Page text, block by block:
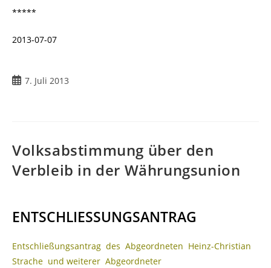
*****
2013-07-07
Beitrag
7. Juli 2013
Volksabstimmung über den
Verbleib in der Währungsunion
ENTSCHLIESSUNGSANTRAG
Entschließungsantrag des Abgeordneten Heinz-Christian
Strache und weiterer Abgeordneter